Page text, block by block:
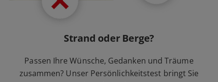
Strand oder Berge?
Passen Ihre Wünsche, Gedanken und Träume
zusammen? Unser Persönlichkeitstest bringt Sie